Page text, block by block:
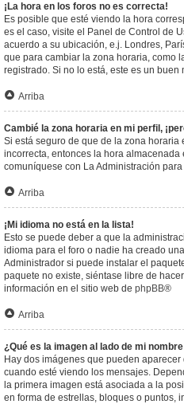
¡La hora en los foros no es correcta!
Es posible que esté viendo la hora
es el caso, visite el Panel de Control de
acuerdo a su ubicación, e.j. Londres,
que para cambiar la zona horaria, como
registrado. Si no lo está, este es un buen
Arriba
Cambié la zona horaria en mi perfil,
Si está seguro de que de la zona horaria
incorrecta, entonces la hora
comuníquese con La Administración
Arriba
¡Mi idioma no está en la lista!
Esto se puede deber a que la
idioma para el foro o nadie ha creado
Administrador si puede instalar el
paquete no existe, siéntase libre de
información en el sitio web de phpBB®
Arriba
¿Qué es la imagen al lado de mi
Hay dos imágenes que pueden
cuando esté viendo los mensajes.
la primera imagen está asociada a la
en forma de estrellas, bloques o puntos,